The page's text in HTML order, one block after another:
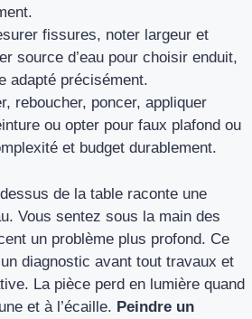
fissures, noter largeur et
source d’eau pour choisir enduit,
adapté précisément.
reboucher, poncer, appliquer
ou opter pour faux plafond ou
et budget durablement.
de la table raconte une
Vous sentez sous la main des
un problème plus profond. Ce
diagnostic avant tout travaux et
La pièce perd en lumière quand
et à l’écaille. Peindre un